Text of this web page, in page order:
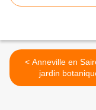
< Anneville en Saire, un
jardin